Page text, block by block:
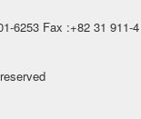
6253 Fax :+82 31 911-4